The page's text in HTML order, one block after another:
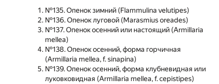
№135. Опенок зимний (Flammulina velutipes)
№136. Опенок луговой (Marasmius oreades)
№137. Опенок осенний или настоящий (Armillaria
mellea)
№138. Опенок осенний, форма горчичная
(Armillaria mellea, f. sinapina)
№139. Опенок осенний, форма клубневидная или
луковковидная (Armillaria mellea, f. cepistipes)